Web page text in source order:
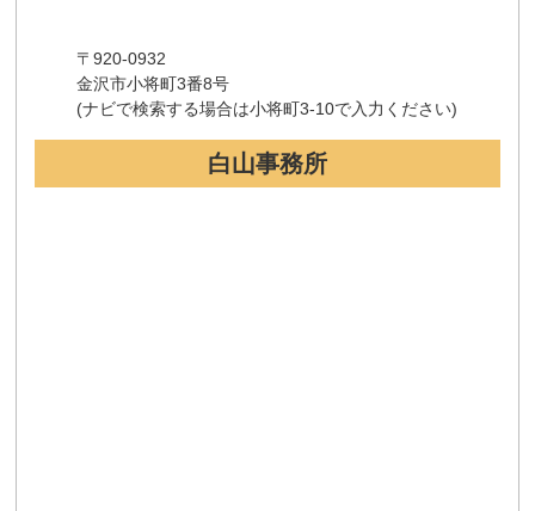
〒920-0932
金沢市小将町3番8号
(ナビで検索する場合は小将町3-10で入力ください)
白山事務所